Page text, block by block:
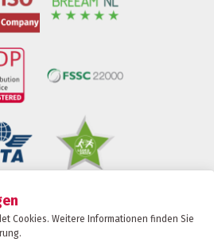
Cookies. Weitere Informationen finden Sie
Teil der Fritom Group